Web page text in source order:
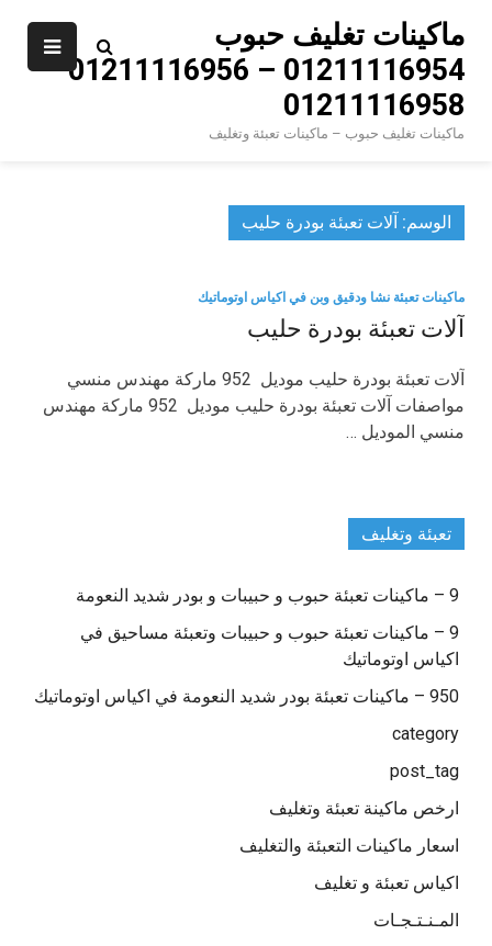
content
ماكينات تغليف حبوب
01211116954 – 01211116956 –
01211116958
ماكينات تغليف حبوب – ماكينات تعبئة وتغليف
الوسم: آلات تعبئة بودرة حليب
ماكينات تعبئة نشا ودقيق وبن في اكياس اوتوماتيك
آلات تعبئة بودرة حليب
آلات تعبئة بودرة حليب موديل 952 ماركة مهندس منسي
مواصفات آلات تعبئة بودرة حليب موديل 952 ماركة مهندس
منسي الموديل …
تعبئة وتغليف
9 – ماكينات تعبئة حبوب و حبيبات و بودر شديد النعومة
9 – ماكينات تعبئة حبوب و حبيبات وتعبئة مساحيق في
اكياس اوتوماتيك
950 – ماكينات تعبئة بودر شديد النعومة في اكياس اوتوماتيك
category
post_tag
ارخص ماكينة تعبئة وتغليف
اسعار ماكينات التعبئة والتغليف
اكياس تعبئة و تغليف
المـنـتـجـات